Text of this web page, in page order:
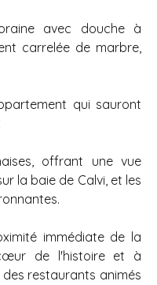
avec douche à
carrelée de marbre,
qui sauront
offrant une vue
la baie de Calvi, et les
immédiate de la
de l'histoire et à
restaurants animés